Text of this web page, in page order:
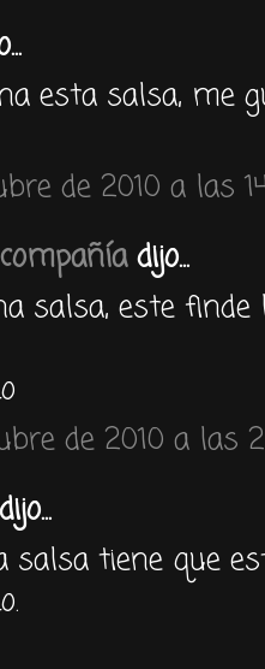
esta salsa, me
de 2010 a las
dijo...
salsa, este finde
de 2010 a las
salsa tiene que